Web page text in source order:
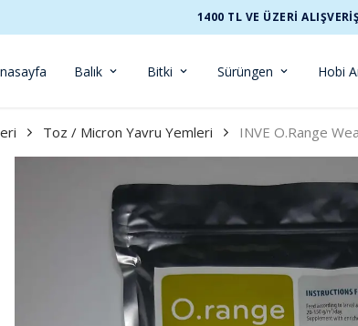
1400 TL VE ÜZERİ
Balık Bitki Sürüngen Hobi
Toz / Micron Yavru Yemleri INVE O.Range